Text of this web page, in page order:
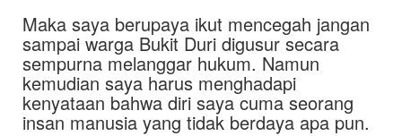
Maka saya berupaya ikut mencegah jangan
sampai warga Bukit Duri digusur secara
sempurna melanggar hukum. Namun
kemudian saya harus menghadapi
kenyataan bahwa diri saya cuma seorang
insan manusia yang tidak berdaya apa pun.